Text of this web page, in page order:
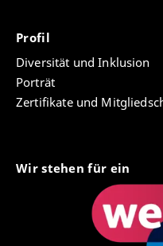
Profil
Diversität und Inklusion
Porträt
Zertifikate und
Wir stehen für ein